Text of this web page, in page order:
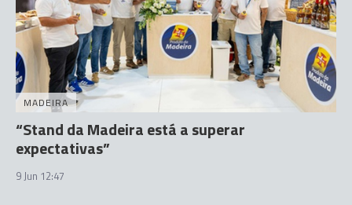
MADEIRA
“Stand da Madeira está a superar
expectativas”
9 Jun 12:47